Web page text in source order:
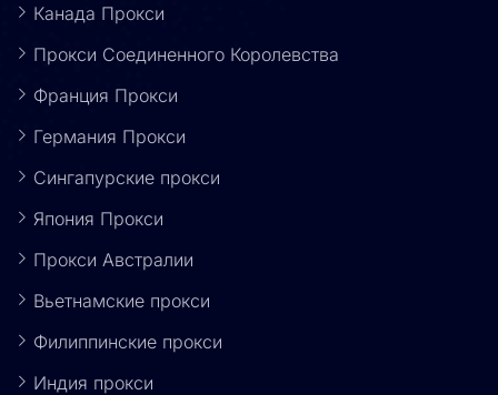
Канада Прокси
Прокси Соединенного Королевства
Франция Прокси
Германия Прокси
Сингапурские прокси
Япония Прокси
Прокси Австралии
Вьетнамские прокси
Филиппинские прокси
Индия прокси